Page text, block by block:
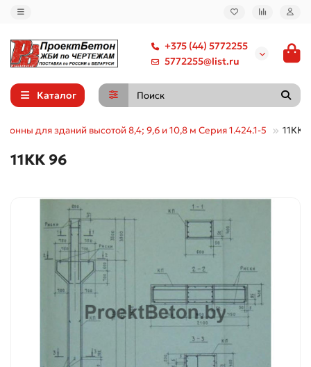
+375 (44) 5772255
5772255@list.ru
Каталог
для зданий высотой 8,4; 9,6 и 10,8 м Серия 1.424.1-5 11КК
11КК 96